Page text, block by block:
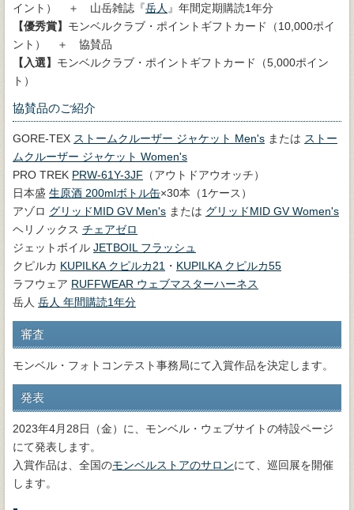
イント） ＋ 山岳雑誌『岳人 』年間定期購読1年分
【優秀賞】 モンベルクラブ・ポイントギフトカード（10,000ポイ
ント） ＋ 協賛品
【入選】 モンベルクラブ・ポイントギフトカード（5,000ポイン
ト）
協賛品のご紹介
GORE-TEX ストームクルーザー ジャケット Men's または ストー
ムクルーザー ジャケット Women's
PRO TREK PRW-61Y-3JF （アウトドアウオッチ）
日本盛 生原酒 200mlボトル缶×30本（1ケース）
アゾロ グリッドMID GV Men's または グリッドMID GV Women's
ヘリノックス チェアゼロ
ジェットボイル JETBOIL フラッシュ
クピルカ KUPILKA クピルカ21 ・ KUPILKA クピルカ55
ラフウェア RUFFWEAR ウェブマスターハーネス
岳人 岳人 年間購読1年分
審査
モンベル・フォトコンテスト事務局にて入賞作品を決定します。
発表
2023年4月28日（金）に、モンベル・ウェブサイトの特設ページ
にて発表します。
入賞作品は、全国のモンベルストアのサロンにて、巡回展を開催
します。